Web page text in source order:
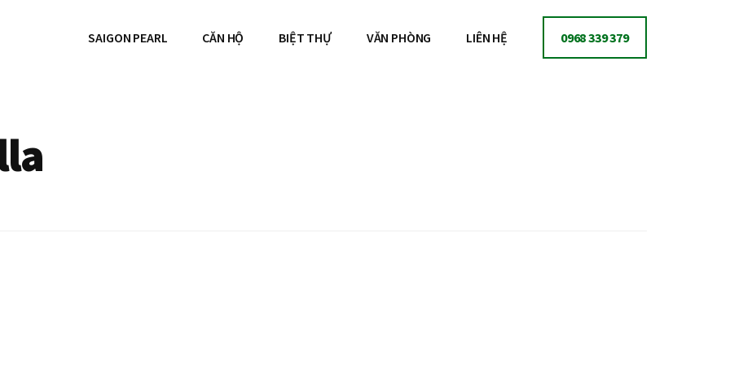
SAIGON PEARL CĂN HỘ BIỆT THỰ VĂN PHÒNG LIÊN HỆ 0968 339 379